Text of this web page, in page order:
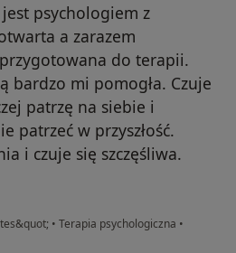
psychologiem z
a zarazem
do terapii.
bardzo mi pomogła. Czuje
patrzę na siebie i
patrzeć w przyszłość.
i czuje się szczęśliwa.
• Terapia psychologiczna •